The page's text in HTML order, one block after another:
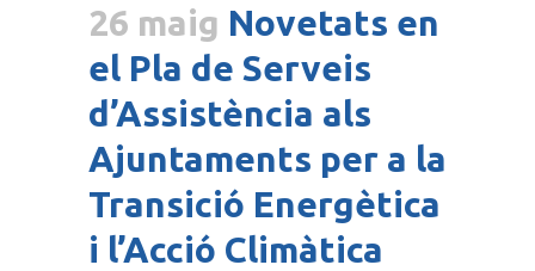
26 maig Novetats en
el Pla de Serveis
d’Assistència als
Ajuntaments per a la
Transició Energètica
i l’Acció Climàtica